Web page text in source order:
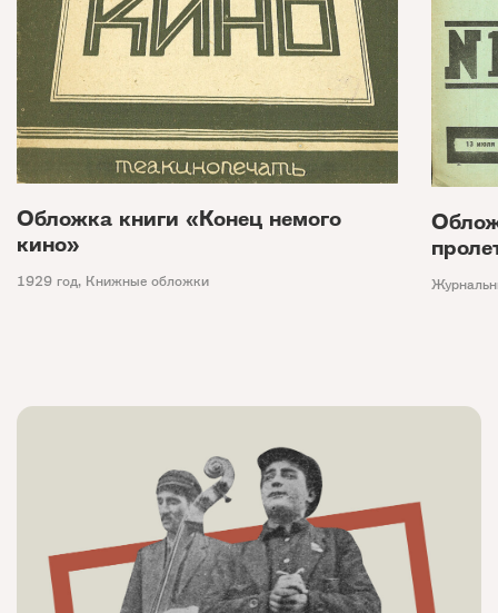
Обложка книги «Конец немого
кино»
1929 год, Книжные обложки